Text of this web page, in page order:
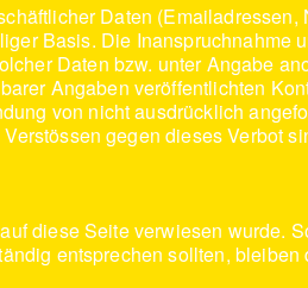
Daten (Emailadressen,
Basis. Die Inanspruchnahme
Daten bzw. unter Angabe
Angaben veröffentlichten
von nicht ausdrücklich
gegen dieses Verbot
diese Seite verwiesen wurde.
entsprechen sollten, bleiben